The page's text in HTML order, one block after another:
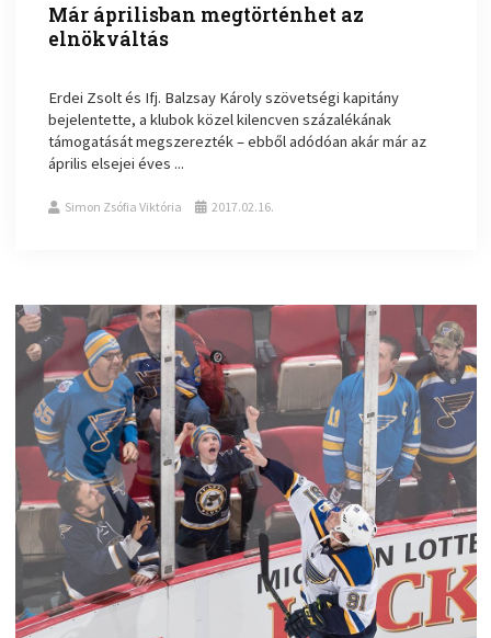
Már áprilisban megtörténhet az
elnökváltás
Erdei Zsolt és Ifj. Balzsay Károly szövetségi kapitány
bejelentette, a klubok közel kilencven százalékának
támogatását megszerezték – ebből adódóan akár már az
április elsejei éves ...
Simon Zsófia Viktória 2017.02.16.